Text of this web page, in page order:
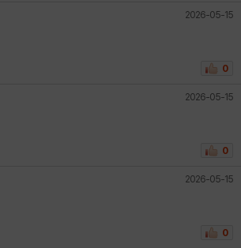
2026-05-15
0
2026-05-15
0
2026-05-15
0